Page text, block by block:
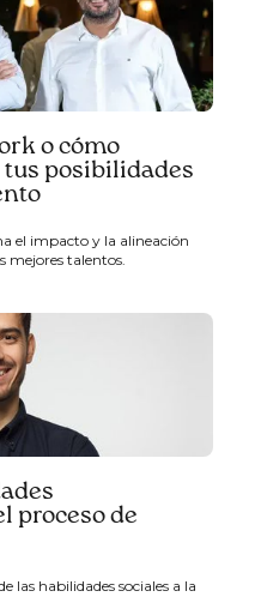
o cómo
posibilidades
el impacto y la alineación
mejores talentos.
proceso de
las habilidades sociales a la